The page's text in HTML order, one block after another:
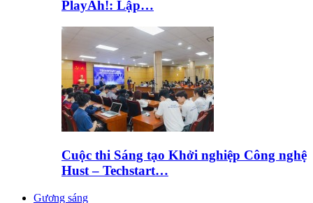
PlayAh!: Lập…
Cuộc thi Sáng tạo Khởi nghiệp Công nghệ
Hust – Techstart…
Gương sáng